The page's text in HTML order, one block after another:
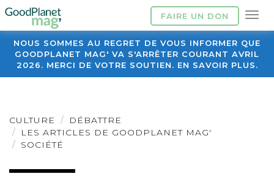
FAIRE UN DON
NOUS SOMMES AU REGRET DE VOUS INFORMER QUE
GOODPLANET MAG' VA S'ARRÊTER COURANT AVRIL
2026. MERCI DE VOTRE SOUTIEN. EN SAVOIR PLUS.
CULTURE
DÉBATTRE
LES ARTICLES DE GOODPLANET MAG'
SOCIÉTÉ